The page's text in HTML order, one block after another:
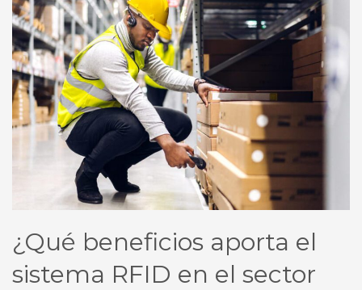
¿Qué beneficios aporta el
sistema RFID en el sector